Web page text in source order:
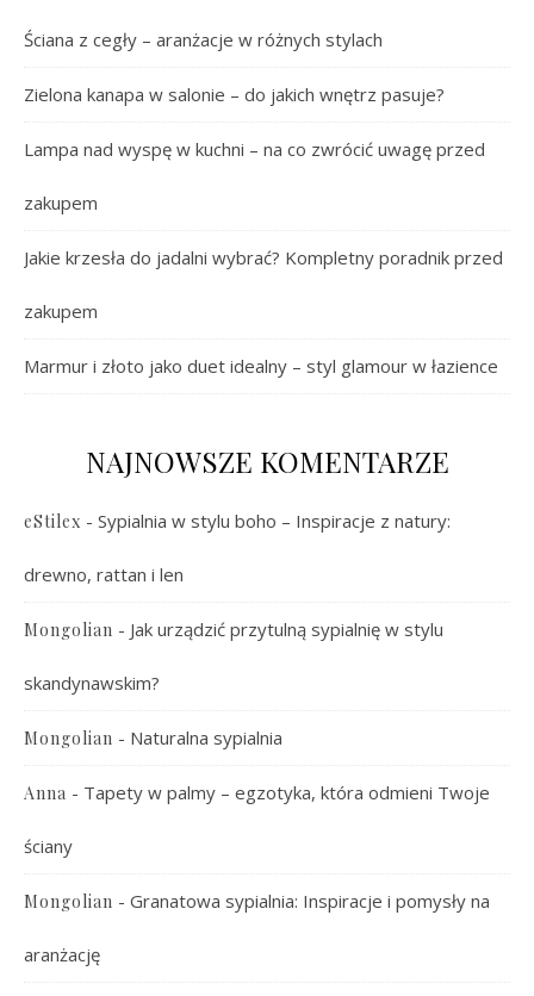
Ściana z cegły – aranżacje w różnych stylach
Zielona kanapa w salonie – do jakich wnętrz pasuje?
Lampa nad wyspę w kuchni – na co zwrócić uwagę przed
zakupem
Jakie krzesła do jadalni wybrać? Kompletny poradnik przed
zakupem
Marmur i złoto jako duet idealny – styl glamour w łazience
NAJNOWSZE KOMENTARZE
eStilex - Sypialnia w stylu boho – Inspiracje z natury:
drewno, rattan i len
Mongolian - Jak urządzić przytulną sypialnię w stylu
skandynawskim?
Mongolian - Naturalna sypialnia
Anna - Tapety w palmy – egzotyka, która odmieni Twoje
ściany
Mongolian - Granatowa sypialnia: Inspiracje i pomysły na
aranżację